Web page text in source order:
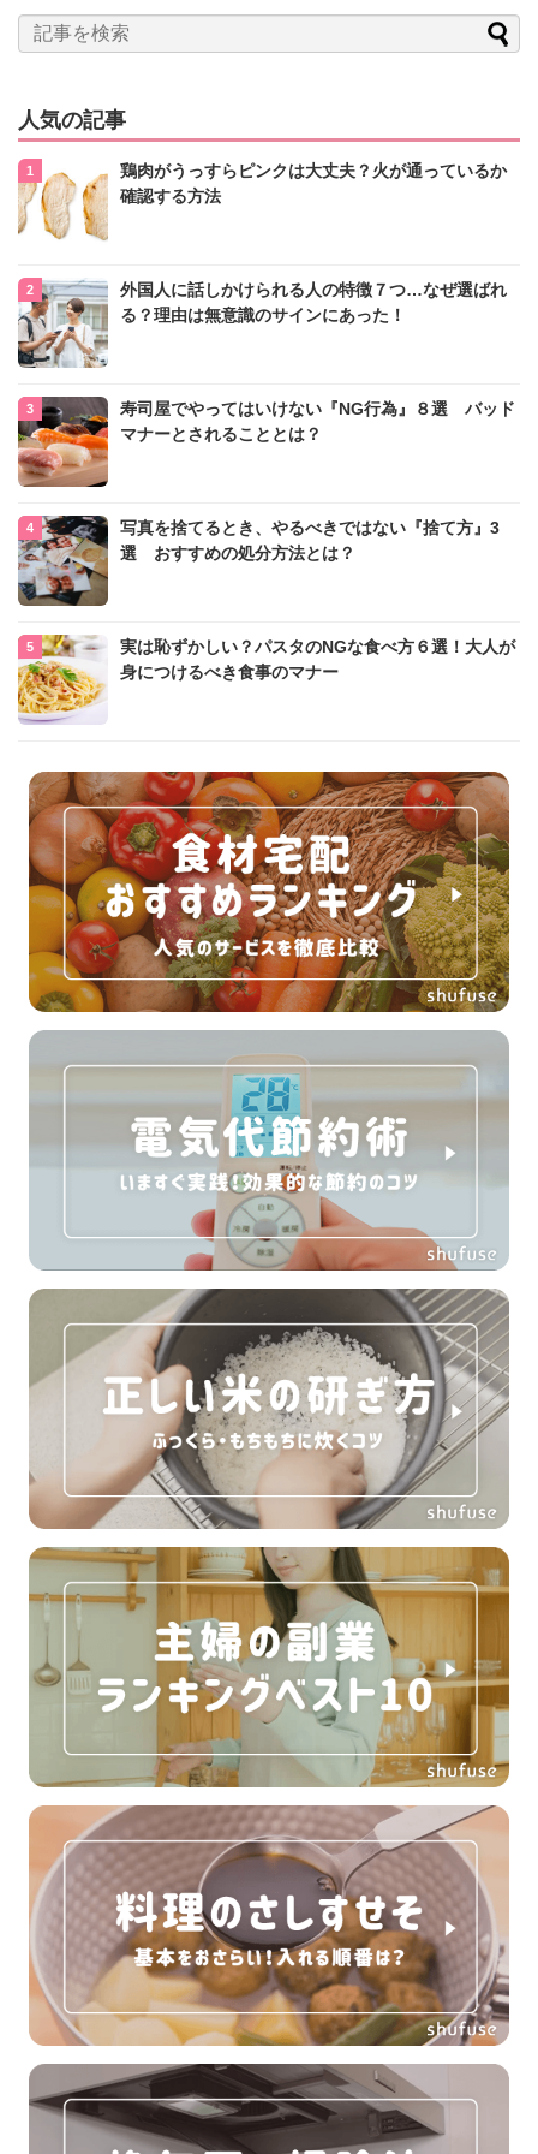
人気の記事
鶏肉がうっすらピンクは大丈夫？火が通っているか
確認する方法
外国人に話しかけられる人の特徴７つ…なぜ選ばれ
る？理由は無意識のサインにあった！
寿司屋でやってはいけない『NG行為』８選 バッド
マナーとされることとは？
写真を捨てるとき、やるべきではない『捨て方』3
選 おすすめの処分方法とは？
実は恥ずかしい？パスタのNGな食べ方６選！大人が
身につけるべき食事のマナー